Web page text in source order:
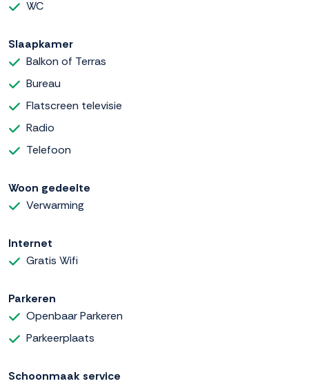
WC
Slaapkamer
Balkon of Terras
Bureau
Flatscreen televisie
Radio
Telefoon
Woon gedeelte
Verwarming
Internet
Gratis Wifi
Parkeren
Openbaar Parkeren
Parkeerplaats
Schoonmaak service